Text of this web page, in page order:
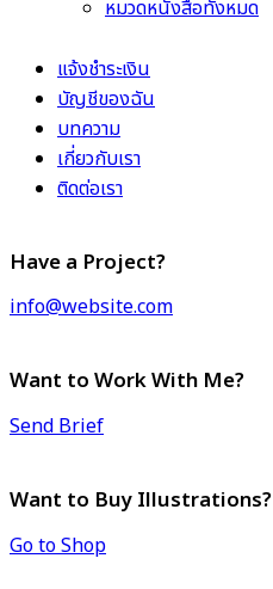
หมวดหนังสือทั้งหมด
แจ้งชำระเงิน
บัญชีของฉัน
บทความ
เกี่ยวกับเรา
ติดต่อเรา
Have a Project?
info@website.com
Want to Work With Me?
Send Brief
Want to Buy Illustrations?
Go to Shop